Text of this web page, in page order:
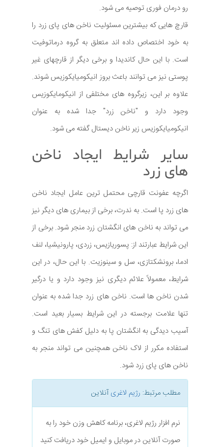
رو درمان فوری توصیه می شود.
قارچ هایی که بیشترین مسئولیت ناخن های پای زرد را
به خود اختصاص داده اند متعلق به گروه درماتوفیت
است. با این حال کاندیدا و برخی دیگر از قارچهای غیر
پوستی نیز می توانند باعث بروز انیکومیایکوزیس شوند.
علاوه بر این، زیرگروه های مختلفی از انیکومایکوزیس
وجود دارد و "ناخن زرد" جدا شده به عنوان
انیکومیایکوزیس زیر ناخن دیستال گفته می شود.
سایر شرایط ایجاد ناخن
های زرد
اگرچه عفونت قارچی محتمل ترین عامل ایجاد ناخن
های زرد پا است. به ندرت، برخی از بیماری های دیگر نیز
می تواند به ناخن های انگشتان زرد منجر شود. برخی از
این شرایط عبارتند از: پسوریازیس، زردی، پارونیشیا، لنف
ادما، برونشکتازی، سل و سینوزیت. با این حال، در این
شرایط، معمولاً علائم دیگری نیز وجود دارد و یا درگیر
شدن ناخن ها است. ناخن های زرد جدا شده به عنوان
تنها علامت برجسته در این شرایط بسیار بعید است.
آسیب دیدگی به انگشتان پا به دلیل کفش های تنگ و
استفاده مکرر از لاک ناخن همچنین می تواند منجر به
ناخن های پای زرد شود.
مطلب مرتبط: رژیم لاغریآنلاین
نرم افزار رژیم لاغری، برنامه کاهش وزن خود را به
صورت آنلاین در موبایل و ایمیل خود دریافت کنید